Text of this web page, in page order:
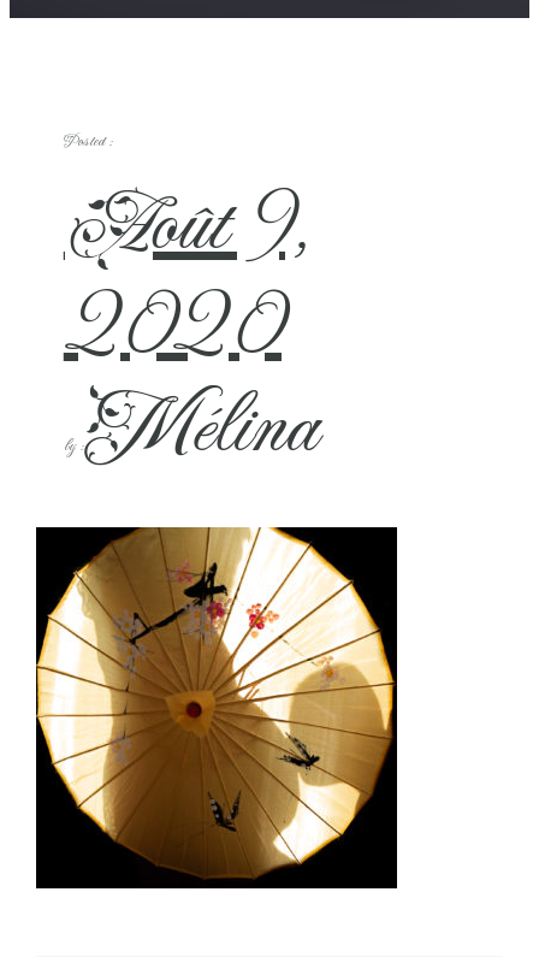
Posted :
Août 9,
2020
by :Mélina